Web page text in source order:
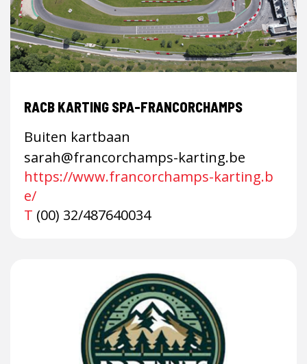
RACB KARTING SPA-FRANCORCHAMPS
Buiten kartbaan
sarah@francorchamps-karting.be
https://www.francorchamps-karting.b
e/
T (00) 32/487640034